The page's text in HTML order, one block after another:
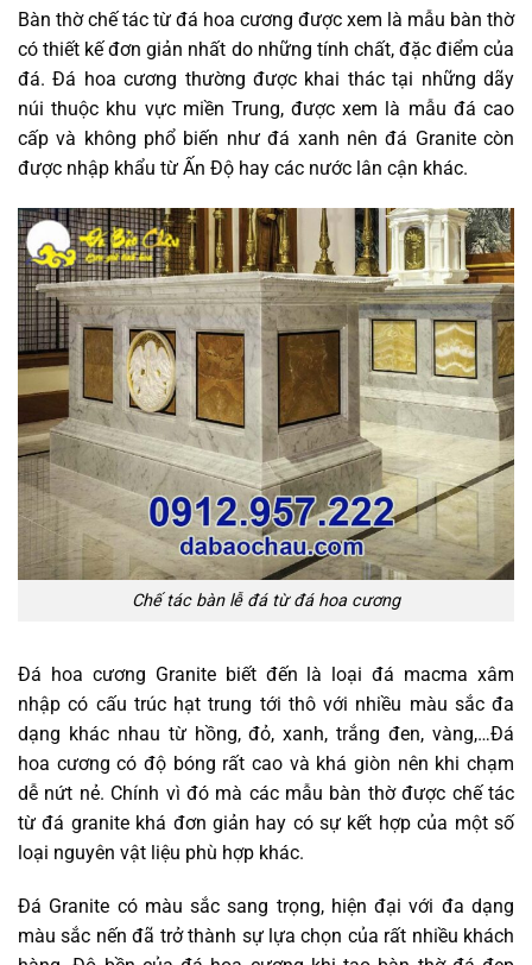
Bàn thờ chế tác từ đá hoa cương được xem là mẫu bàn thờ
có thiết kế đơn giản nhất do những tính chất, đặc điểm của
đá. Đá hoa cương thường được khai thác tại những dãy
núi thuộc khu vực miền Trung, được xem là mẫu đá cao
cấp và không phổ biến như đá xanh nên đá Granite còn
được nhập khẩu từ Ấn Độ hay các nước lân cận khác.
Chế tác bàn lễ đá từ đá hoa cương
Đá hoa cương Granite biết đến là loại đá macma xâm
nhập có cấu trúc hạt trung tới thô với nhiều màu sắc đa
dạng khác nhau từ hồng, đỏ, xanh, trắng đen, vàng,…Đá
hoa cương có độ bóng rất cao và khá giòn nên khi chạm
dễ nứt nẻ. Chính vì đó mà các mẫu bàn thờ được chế tác
từ đá granite khá đơn giản hay có sự kết hợp của một số
loại nguyên vật liệu phù hợp khác.
Đá Granite có màu sắc sang trọng, hiện đại với đa dạng
màu sắc nến đã trở thành sự lựa chọn của rất nhiều khách